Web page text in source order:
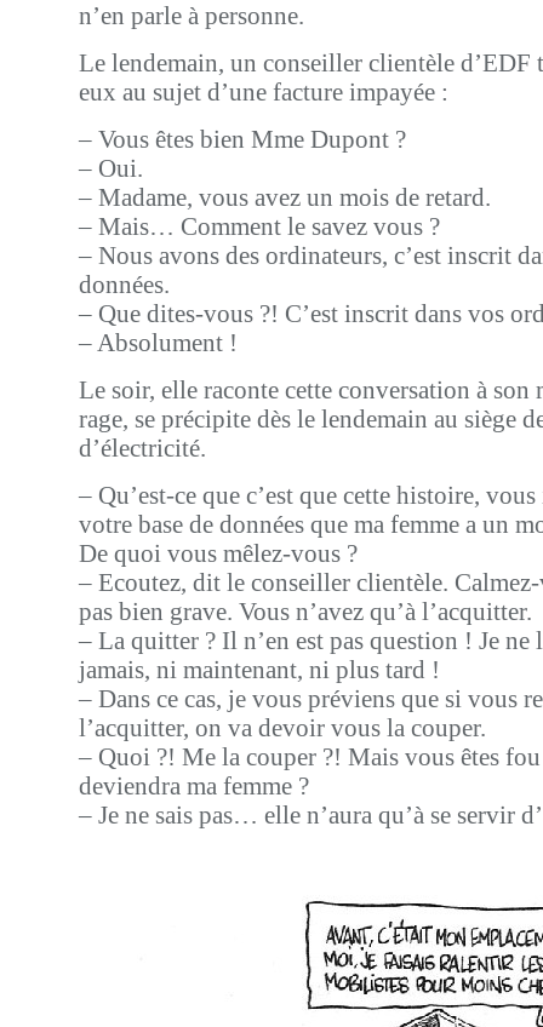
n’en parle à personne.
Le lendemain, un conseiller clientèle d’EDF
eux au sujet d’une facture impayée :
– Vous êtes bien Mme Dupont ?
– Oui.
– Madame, vous avez un mois de retard.
– Mais… Comment le savez vous ?
– Nous avons des ordinateurs, c’est inscrit
données.
– Que dites-vous ?! C’est inscrit dans vos
– Absolument !
Le soir, elle raconte cette conversation à
rage, se précipite dès le lendemain au siège
d’électricité.
– Qu’est-ce que c’est que cette histoire,
votre base de données que ma femme a un
De quoi vous mêlez-vous ?
– Ecoutez, dit le conseiller clientèle. Calmez-
pas bien grave. Vous n’avez qu’à l’acquitter.
– La quitter ? Il n’en est pas question ! Je ne
jamais, ni maintenant, ni plus tard !
– Dans ce cas, je vous préviens que si vous
l’acquitter, on va devoir vous la couper.
– Quoi ?! Me la couper ?! Mais vous êtes
deviendra ma femme ?
– Je ne sais pas… elle n’aura qu’à se servir